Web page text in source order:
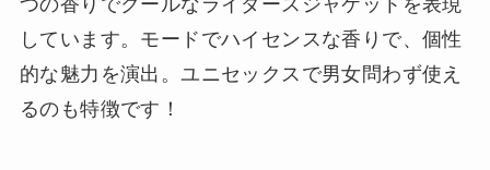
しています。モードでハイセンスな香りで、個性
的な魅力を演出。ユニセックスで男女問わず使え
るのも特徴です！